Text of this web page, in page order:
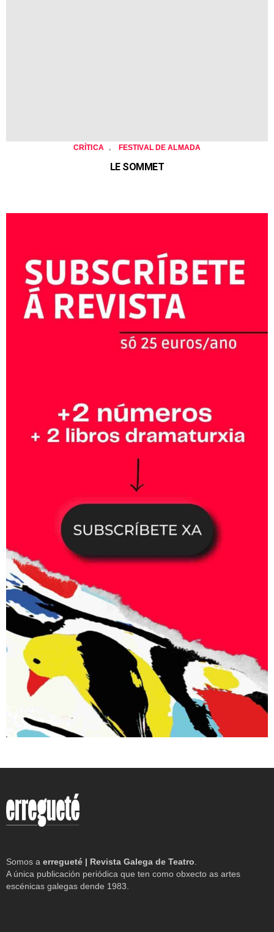
CRÍTICA , FESTIVAL DE ALMADA
LE SOMMET
Somos a erregueté | Revista Galega de Teatro
A única publicación periódica que ten como obxecto as artes
escénicas galegas dende 1983.